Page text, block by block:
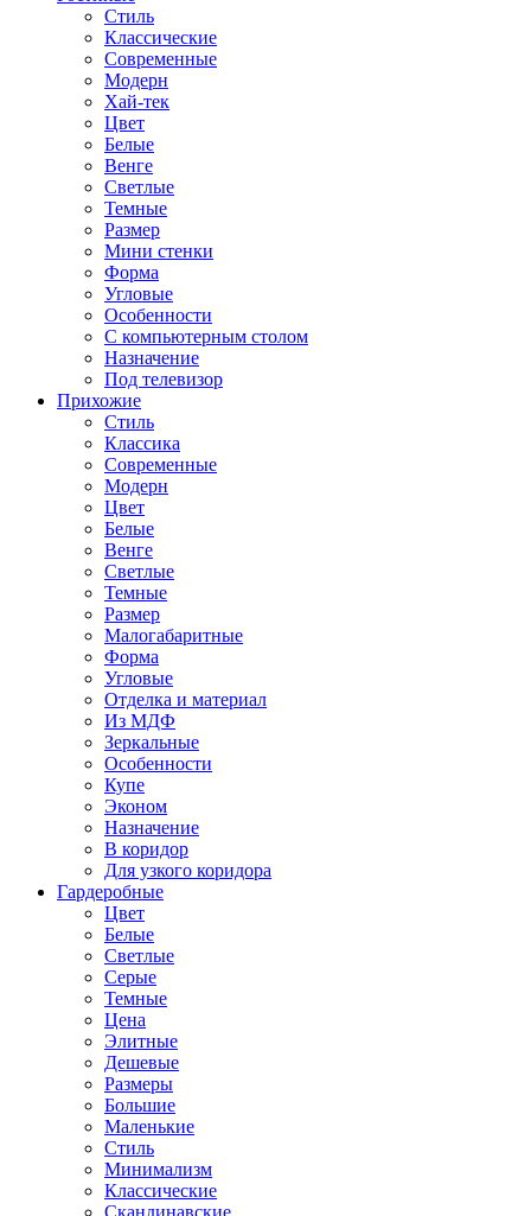
Стиль
Классические
Современные
Модерн
Хай-тек
Цвет
Белые
Венге
Светлые
Темные
Размер
Мини стенки
Форма
Угловые
Особенности
С компьютерным столом
Назначение
Под телевизор
Прихожие
Стиль
Классика
Современные
Модерн
Цвет
Белые
Венге
Светлые
Темные
Размер
Малогабаритные
Форма
Угловые
Отделка и материал
Из МДФ
Зеркальные
Особенности
Купе
Эконом
Назначение
В коридор
Для узкого коридора
Гардеробные
Цвет
Белые
Светлые
Серые
Темные
Цена
Элитные
Дешевые
Размеры
Большие
Маленькие
Стиль
Минимализм
Классические
Скандинавские